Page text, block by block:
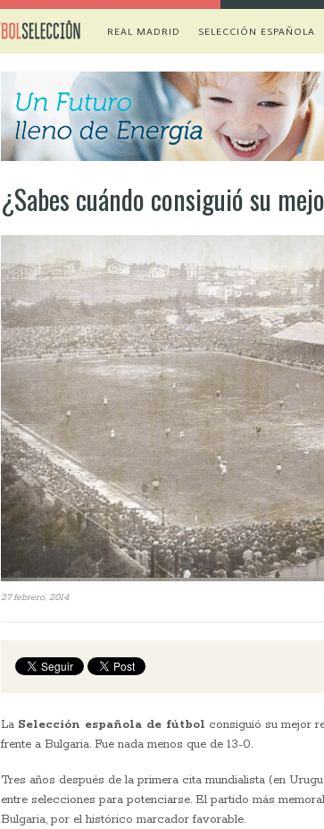
REAL MADRID SELECCIÓN ESPAÑOLA
¿Sabes cuándo consiguió su
27 febrero, 2014
La Selección española de fútbol consiguió su mejor
frente a Bulgaria. Fue nada menos que de 13-0.
Tres años después de la primera cita mundialista (en
entre selecciones para potenciarse. El partido más
Bulgaria, por el histórico marcador favorable.